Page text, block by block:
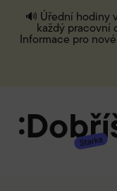
🔊 Úřední hodiny
každý pracovní
Informace pro